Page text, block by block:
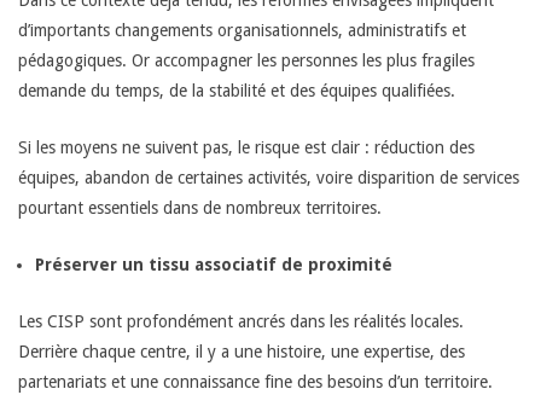
d’importants changements organisationnels, administratifs et
pédagogiques. Or accompagner les personnes les plus fragiles
demande du temps, de la stabilité et des équipes qualifiées.
Si les moyens ne suivent pas, le risque est clair : réduction des
équipes, abandon de certaines activités, voire disparition de services
pourtant essentiels dans de nombreux territoires.
Préserver un tissu associatif de proximité
Les CISP sont profondément ancrés dans les réalités locales.
Derrière chaque centre, il y a une histoire, une expertise, des
partenariats et une connaissance fine des besoins d’un territoire.